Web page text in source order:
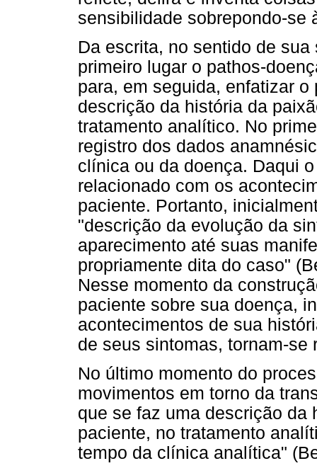
sensibilidade sobrepondo-se
Da escrita, no sentido de
primeiro lugar o pathos-
para, em seguida, enfatizar
descrição da história da
tratamento analítico. No
registro dos dados
clínica ou da doença. Daqui
relacionado com os
paciente. Portanto,
"descrição da evolução da
aparecimento até suas
propriamente dita do caso"
Nesse momento da
paciente sobre sua doença,
acontecimentos de sua
de seus sintomas, tornam-se
No último momento do
movimentos em torno da
que se faz uma descrição da
paciente, no tratamento
tempo da clínica analítica"